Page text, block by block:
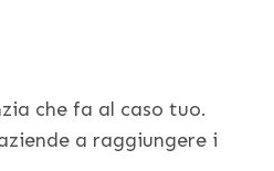
che fa al caso tuo.
a raggiungere i